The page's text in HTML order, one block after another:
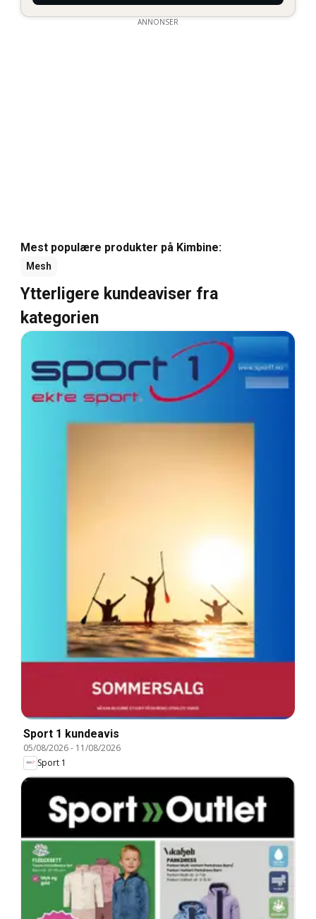
ANNONSER
Mest populære produkter på Kimbine:
Mesh
Ytterligere kundeaviser fra
kategorien
Sport 1 kundeavis
05/08/2026- 11/08/2026
Sport 1